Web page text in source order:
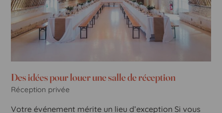
Des idées pour louer une salle de réception
Réception privée
Votre événement mérite un lieu d’exception Si vous